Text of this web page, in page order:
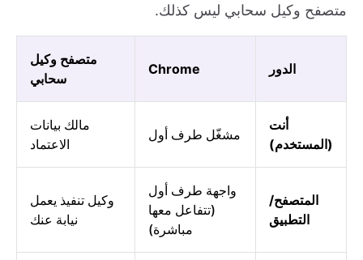
متصفح وكيل سحابي ليس كذلك.
الدور Chrome
متصفح وكيل
سحابي
أنت
(المستخدم)
مشغّل طرف أول
مالك بيانات
الاعتماد
المتصفح/
التطبيق
واجهة طرف أول
(تتفاعل معها
مباشرة)
وكيل تنفيذ يعمل
نيابة عنك